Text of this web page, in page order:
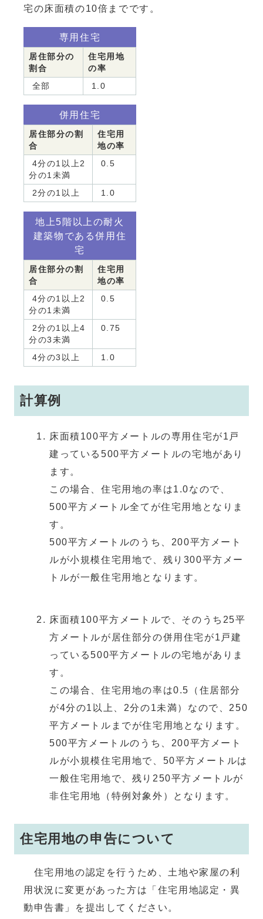
宅の床面積の10倍までです。
専用住宅
居住部分の
割合
住宅用地
の率
全部
1.0
併用住宅
居住部分の割
合
住宅用
地の率
4分の1以上2
分の1未満
0.5
2分の1以上 1.0
地上5階以上の耐火
建築物である併用住
宅
居住部分の割
合
住宅用
地の率
4分の1以上2
分の1未満
0.5
2分の1以上4
分の3未満
0.75
4分の3以上 1.0
計算例
床面積100平方メートルの専用住宅が1戸
建っている500平方メートルの宅地があり
ます。
この場合、住宅用地の率は1.0なので、
500平方メートル全てが住宅用地となりま
す。
500平方メートルのうち、200平方メート
ルが小規模住宅用地で、残り300平方メー
トルが一般住宅用地となります。
床面積100平方メートルで、そのうち25平
方メートルが居住部分の併用住宅が1戸建
っている500平方メートルの宅地がありま
す。
この場合、住宅用地の率は0.5（住居部分
が4分の1以上、2分の1未満）なので、250
平方メートルまでが住宅用地となります。
500平方メートルのうち、200平方メート
ルが小規模住宅用地で、50平方メートルは
一般住宅用地で、残り250平方メートルが
非住宅用地（特例対象外）となります。
住宅用地の申告について
住宅用地の認定を行うため、土地や家屋の利
用状況に変更があった方は「住宅用地認定・異
動申告書」を提出してください。